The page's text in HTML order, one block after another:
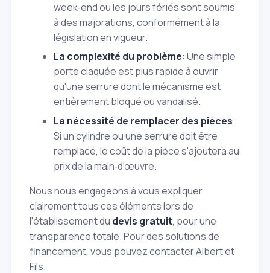
week‑end ou les jours fériés sont soumis
à des majorations, conformément à la
législation en vigueur.
La complexité du problème: Une simple
porte claquée est plus rapide à ouvrir
qu'une serrure dont le mécanisme est
entièrement bloqué ou vandalisé.
La nécessité de remplacer des pièces:
Si un cylindre ou une serrure doit être
remplacé, le coût de la pièce s'ajoutera au
prix de la main‑d'œuvre.
Nous nous engageons à vous expliquer
clairement tous ces éléments lors de
l'établissement du devis gratuit, pour une
transparence totale. Pour des solutions de
financement, vous pouvez contacter Albert et
Fils.